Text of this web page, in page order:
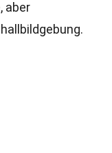
aber